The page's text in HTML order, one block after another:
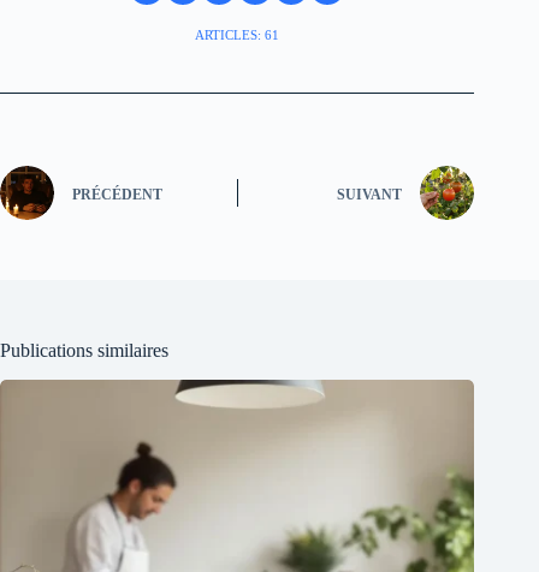
ARTICLES: 61
PRÉCÉDENT SUIVANT
Publications similaires